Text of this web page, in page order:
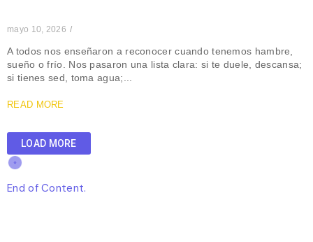
mayo 10, 2026 /
A todos nos enseñaron a reconocer cuando tenemos hambre,
sueño o frío. Nos pasaron una lista clara: si te duele, descansa;
si tienes sed, toma agua;...
READ MORE
LOAD MORE
End of Content.